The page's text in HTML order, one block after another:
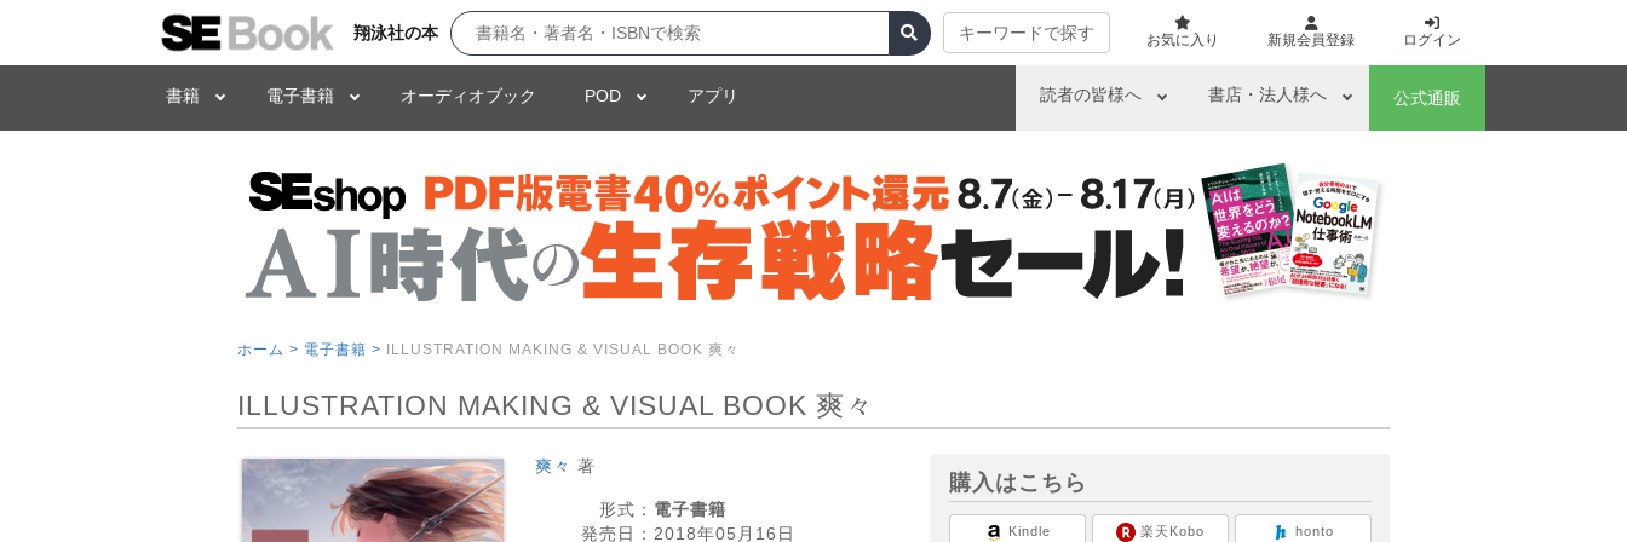
翔泳社の本 キーワードで探す お気に入り 新規会員登録 ログイン
書籍 電子書籍 オーディオブック POD アプリ 読者の皆様へ 書店・法人様へ 公式通販
ホーム > 電子書籍 > ILLUSTRATION MAKING & VISUAL BOOK 爽々
ILLUSTRATION MAKING & VISUAL BOOK 爽々
爽々 著
形式： 電子書籍
発売日： 2018年05月16日
購入はこちら
Kindle 楽天Kobo honto